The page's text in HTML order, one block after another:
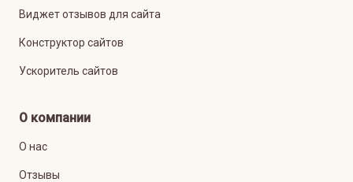
Виджет отзывов для сайта
Конструктор сайтов
Ускоритель сайтов
О компании
О нас
Отзывы